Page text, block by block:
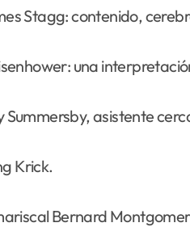
Stagg: contenido,
una
Summersby, asistente
Krick.
Bernard